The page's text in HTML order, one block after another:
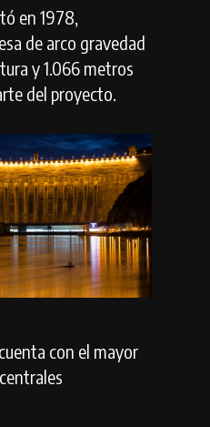
en 1978,
de arco gravedad
y 1.066 metros
del proyecto.
con el mayor